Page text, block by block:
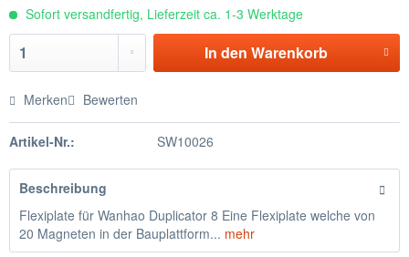
Sofort versandfertig, Lieferzeit ca. 1-3 Werktage
In den Warenkorb
Merken Bewerten
Artikel-Nr.: SW10026
Beschreibung
Flexiplate für Wanhao Duplicator 8 Eine Flexiplate welche von
20 Magneten in der Bauplattform... mehr